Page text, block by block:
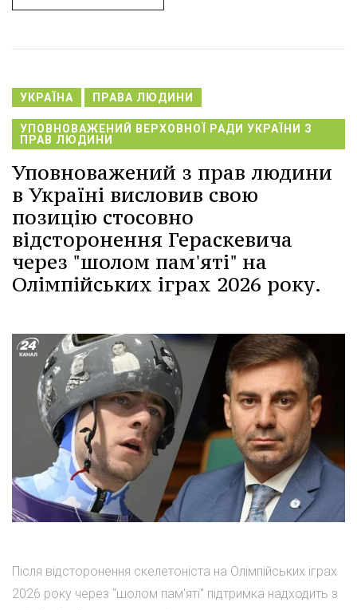
УКРАЇНА ПРАВА ЛЮДИНИ
УПОВНОВАЖЕНИЙ ВЕРХОВНОЇ РАДИ УКРАЇНИ З
ПРАВ ЛЮДИНИ
Уповноважений з прав людини
в Україні висловив свою
позицію стосовно
відсторонення Гераскевича
через "шолом пам'яті" на
Олімпійських іграх 2026 року.
Після відсторонення скелетоніста на Олімпійських іграх
2026 року через "шолом пам'яті" підтримка надходить з